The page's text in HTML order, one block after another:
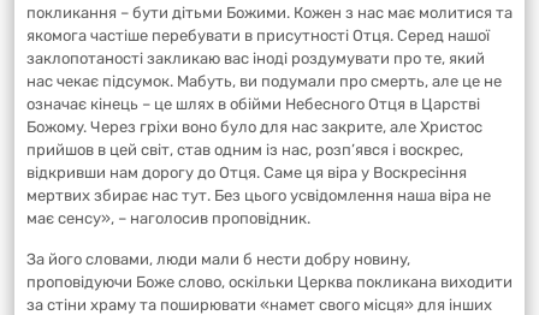
покликання – бути дітьми Божими. Кожен з нас має молитися та
якомога частіше перебувати в присутності Отця. Серед нашої
заклопотаності закликаю вас іноді роздумувати про те, який
нас чекає підсумок. Мабуть, ви подумали про смерть, але це не
означає кінець – це шлях в обійми Небесного Отця в Царстві
Божому. Через гріхи воно було для нас закрите, але Христос
прийшов в цей світ, став одним із нас, розп’явся і воскрес,
відкривши нам дорогу до Отця. Саме ця віра у Воскресіння
мертвих збирає нас тут. Без цього усвідомлення наша віра не
має сенсу», – наголосив проповідник.
За його словами, люди мали б нести добру новину,
проповідуючи Боже слово, оскільки Церква покликана виходити
за стіни храму та поширювати «намет свого місця» для інших